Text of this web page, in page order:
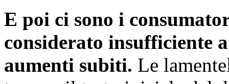
E poi ci sono i
considerato insufficiente
aumenti subiti. Le